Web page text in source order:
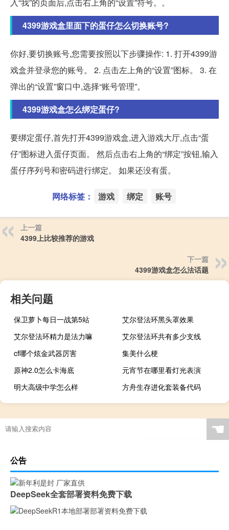
入“我”的页面后,点击右上角的“设置”符号。。
4399游戏盒里面下的蛋仔怎么切换账号?
你好,要切换账号,您需要按照以下步骤操作: 1. 打开4399游
戏盒并登录您的账号。 2. 点击左上角的“设置”图标。 3. 在
弹出的“设置”窗口中,选择“账号管理”。
4399游戏盒怎么绑定蛋仔?
要绑定蛋仔,首先打开4399游戏盒,进入游戏大厅,点击“蛋
仔”图标进入蛋仔页面。 然后点击右上角的“绑定”按钮,输入
蛋仔序列号和密码进行绑定。 如果还没有蛋。
网络标签： 游戏 绑定 账号
上一篇
4399上比较推荐的游戏
下一篇
4399游戏盒怎么法话题
相关问题
保卫萝卜每日一战第5站
艾尔登法环黑头罩效果
艾尔登法环精力是法力嘛
艾尔登法环共有多少支线
cf哪个炫金武器厉害
集美什么梗
原神2.0怎么卡海底
元宵节在哪里看灯光表演
明大高级中学怎么样
方舟生存进化套装备代码
☚
公告
DeepSeek全套部署资料免费下载